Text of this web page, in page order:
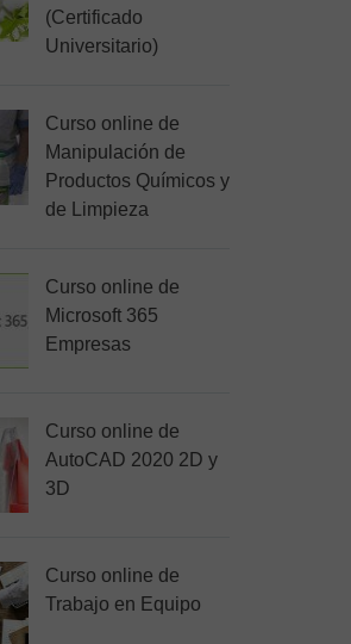
(Certificado
Universitario)
Curso online de
Manipulación de
Productos Químicos y
de Limpieza
Curso online de
Microsoft 365
Empresas
Curso online de
AutoCAD 2020 2D y
3D
Curso online de
Trabajo en Equipo